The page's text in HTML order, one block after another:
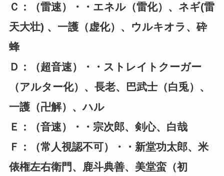
Ｃ：（雷速）・・エネル（雷化）、ネギ(雷
天大壮) 、一護（虚化）、ウルキオラ、砕
蜂
Ｄ：（超音速）・・ストレイトクーガー
（アルター化）、長老、巴武士（白兎）、
一護（卍解）、ハル
Ｅ：（音速）・・宗次郎、剣心、白哉
Ｆ：（常人視認不可）・・新堂功太郎、米
俵権左右衛門、鹿斗典善、美堂蛮（初